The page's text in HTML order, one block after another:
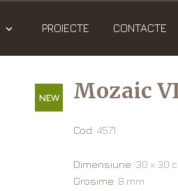
PROIECTE CONTACTE
NEW Mozaic
Cod: 4571
Dimensiune: 30 х 30
Grosime: 8 mm